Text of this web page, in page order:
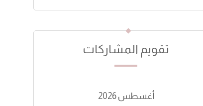
تقويم المشاركات
أغسطس 2026